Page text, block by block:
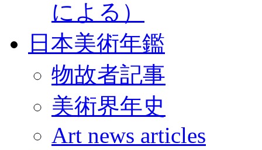
による）
日本美術年鑑
物故者記事
美術界年史
Art news articles